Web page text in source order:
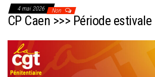
4 mai 2026 Non
CP Caen >>> Période estivale